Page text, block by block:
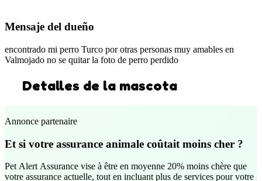
Mensaje del dueño
encontrado mi perro Turco por otras personas muy amables en
Valmojado no se quitar la foto de perro perdido
Detalles de la mascota
Annonce partenaire
Et si votre assurance animale coûtait moins cher ?
Pet Alert Assurance vise à être en moyenne 20% moins chère que
votre assurance actuelle, tout en incluant plus de services pour votre